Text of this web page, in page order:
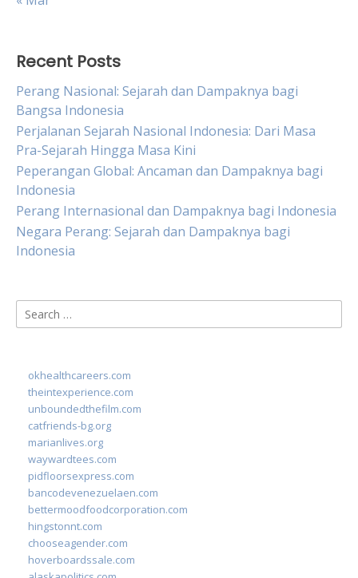
Recent Posts
Perang Nasional: Sejarah dan Dampaknya bagi
Bangsa Indonesia
Perjalanan Sejarah Nasional Indonesia: Dari Masa
Pra-Sejarah Hingga Masa Kini
Peperangan Global: Ancaman dan Dampaknya bagi
Indonesia
Perang Internasional dan Dampaknya bagi Indonesia
Negara Perang: Sejarah dan Dampaknya bagi
Indonesia
Search
for:
okhealthcareers.com
theintexperience.com
unboundedthefilm.com
catfriends-bg.org
marianlives.org
waywardtees.com
pidfloorsexpress.com
bancodevenezuelaen.com
bettermoodfoodcorporation.com
hingstonnt.com
chooseagender.com
hoverboardssale.com